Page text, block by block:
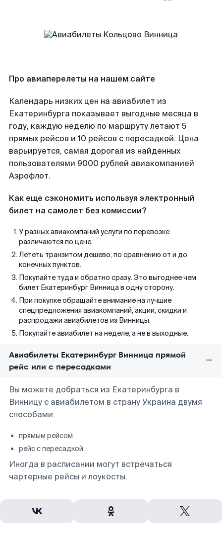
Про авиаперелеты на нашем сайте
Календарь низких цен на авиабилет из
Екатеринбурга показывает выгодные месяца в
году, каждую неделю по маршруту летают 5
прямых рейсов и 10 рейсов с пересадкой. Цена
варьируется, самая дорогая из найденных
пользователями 9000 рублей авиакомпанией
Аэрофлот.
Как еще сэкономить используя электронный
билет на самолет без комиссии?
У разных авиакомпаний услуги по перевозке
различаются по цене.
Лететь транзитом дешево, по сравнению от и до
конечных пунктов.
Покупайте туда и обратно сразу. Это выгоднее чем
билет Екатеринбург Винница в одну сторону.
При покупке обращайте внимание на лучшие
спецпредложения авиакомпаний, акции, скидки и
распродажи авиабилетов из Винницы.
Покупайте авиабилет на неделе, а не в выходные.
Авиабилеты Екатеринбург Винница прямой
рейс или с пересадками
Вы можете добраться из Екатеринбурга в
Винницу с авиабилетом в страну Украина двумя
способами:
прямым рейсом
рейс с пересадкой
Иногда в расписании могут встречаться
чартерные рейсы и лоукосты.